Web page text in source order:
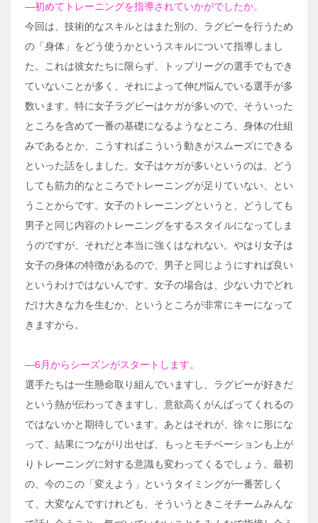
―初めてトレーニングを指導されていかがでしたか。
今回は、技術的なスキルとはまた別の、ラグビーを行うため
の「身体」をどう使うかというスキルについて指導しまし
た。これは彼女たちに限らず、トップリーグの選手でもでき
ていないことが多く、それによって伸び悩んでいる選手が多
数います。特に女子ラグビーはケガが多いので、そういった
ところを含めて一番の基礎になるようなところ、身体の仕組
みであるとか、こうすればこういう動きがスムーズにできる
といった話をしました。女子はケガが多いというのは、どう
しても筋力的なところでトレーニングが足りていない、とい
うことからです。女子のトレーニングというと、どうしても
男子と同じ内容のトレーニングをするスタイルになってしま
うのですが、それだと本当に強くはなれない。やはり女子は
女子の身体の特徴があるので、男子と同じようにすれば良い
というわけではないんです。女子の場合は、少ない力でどれ
だけ大きな力を生むか、というところが非常にキーになって
きますから。
―6月からシーズンがスタートします。
選手たちは一生懸命取り組んでいますし、ラグビーが好きだ
という熱が伝わってきますし、意欲高くがんばってくれるの
ではないかと期待しています。あとはそれが、徐々に形にな
って、結果につながり出せば、もっとモチベーションも上が
りトレーニングに対する意識も変わってくるでしょう。最初
の、今のこの「変えよう」というタイミングが一番苦しく
て、大変なんですけれども、そういうときこそチームみんな